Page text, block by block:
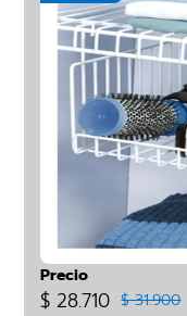
Precio
$ 28.710 $ 31.900